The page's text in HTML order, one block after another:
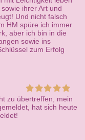
ihrer Art und
Und nicht falsch
HM spüre ich immer
aber ich bin in die
sowie ins
zum Erfolg
zu übertreffen, mein
hat sich heute